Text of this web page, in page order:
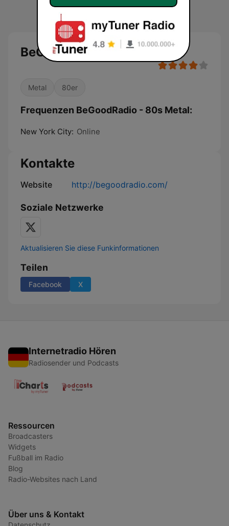
BeGoodRadio - 80s Metal
Metal 80er
Frequenzen BeGoodRadio - 80s Metal:
New York City: Online
Kontakte
Website http://begoodradio.com/
Soziale Netzwerke
Aktualisieren Sie diese Funkinformationen
Teilen
Facebook X
Internetradio Hören
Radiosender und Podcasts
Ressourcen
Broadcasters
Widgets
Fußball im Radio
Blog
Radio-Websites nach Land
Über uns & Kontakt